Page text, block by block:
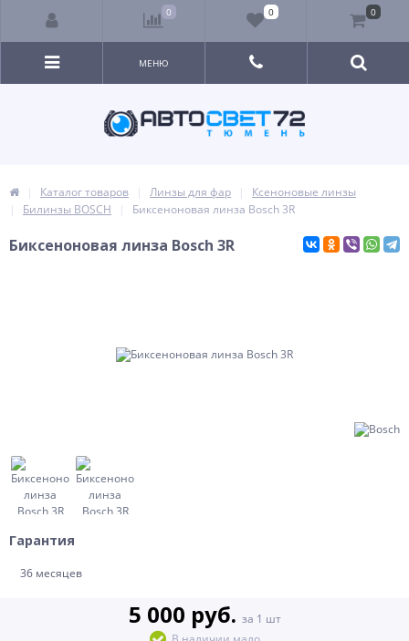
МЕНЮ
Каталог товаров Линзы для фар
Ксеноновые линзы
Билинзы BOSCH
Биксеноновая линза Bosch 3R
Биксеноновая линза Bosch 3R
Гарантия
36 месяцев
5 000 руб. за 1 шт
0 0 0